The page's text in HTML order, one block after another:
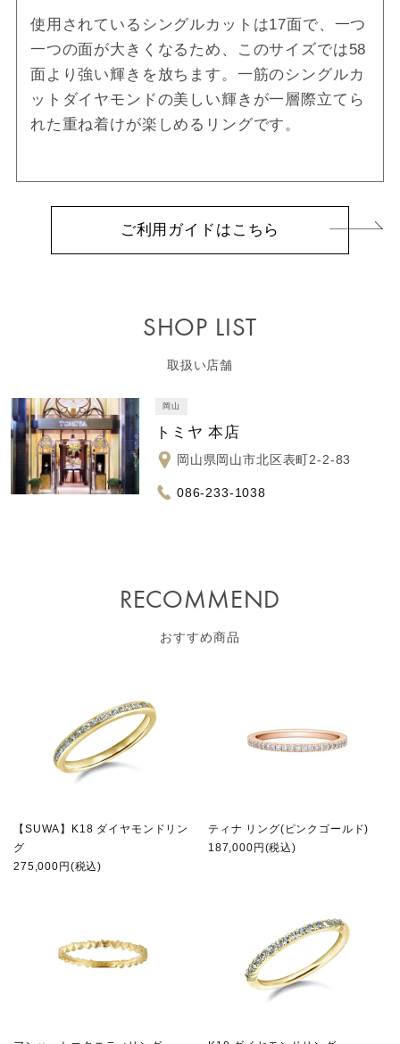
使用されているシングルカットは17面で、一つ
一つの面が大きくなるため、このサイズでは58
面より強い輝きを放ちます。一筋のシングルカ
ットダイヤモンドの美しい輝きが一層際立てら
れた重ね着けが楽しめるリングです。
ご利用ガイドはこちら
SHOP LIST
取扱い店舗
岡山
トミヤ 本店
岡山県岡山市北区表町2-2-83
086-233-1038
RECOMMEND
おすすめ商品
【SUWA】K18 ダイヤモンドリン
グ
275,000円(税込)
ティナ リング(ピンクゴールド)
187,000円(税込)